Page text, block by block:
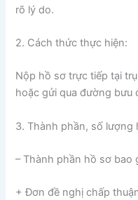
rõ lý do.
2. Cách thức thực hiện:
Nộp hồ sơ trực tiếp tại
hoặc gửi qua đường bưu
3. Thành phần, số lượng
– Thành phần hồ sơ bao
+ Đơn đề nghị chấp